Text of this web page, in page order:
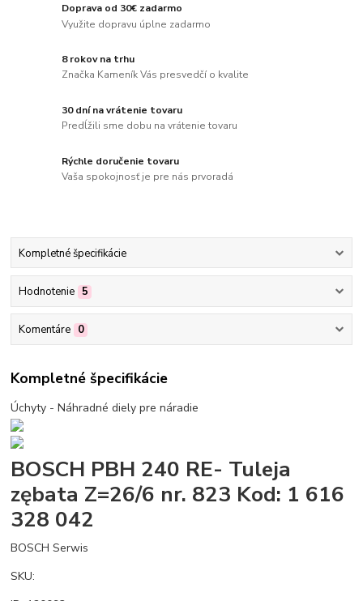
Doprava od 30€ zadarmo
Využite dopravu úplne zadarmo
8 rokov na trhu
Značka Kameník Vás presvedčí o kvalite
30 dní na vrátenie tovaru
Predĺžili sme dobu na vrátenie tovaru
Rýchle doručenie tovaru
Vaša spokojnosť je pre nás prvoradá
Kompletné špecifikácie
Hodnotenie 5
Komentáre 0
Kompletné špecifikácie
Úchyty - Náhradné diely pre náradie
BOSCH PBH 240 RE- Tuleja
zębata Z=26/6 nr. 823 Kod: 1 616
328 042
BOSCH Serwis
SKU: